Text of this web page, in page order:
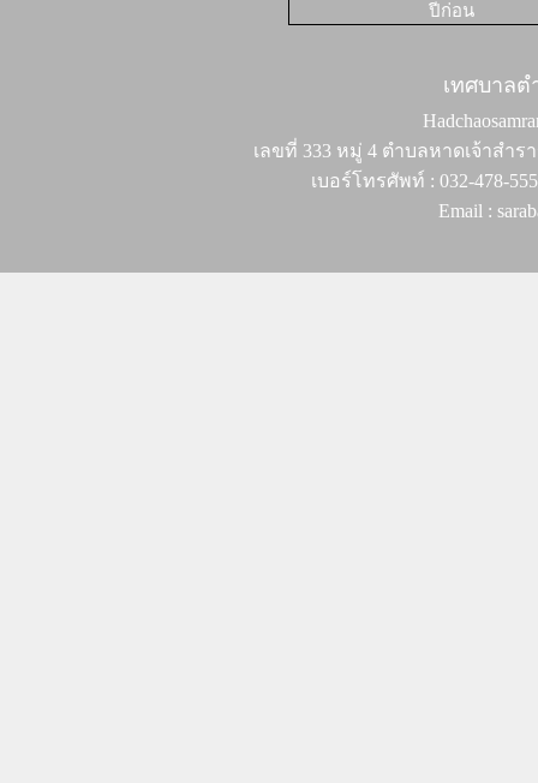
ปีก่อน
เทศบาล
เลขที่ 333 หมู่ 4 ตำบลหาดเจ้าสำร
เบอร์โทรศัพท์ : 032-478-
Email :